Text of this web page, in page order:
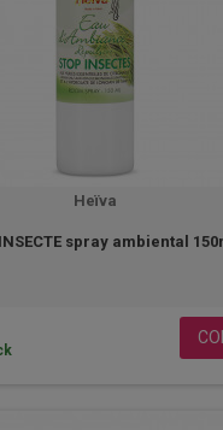
Heïva
spray ambiental